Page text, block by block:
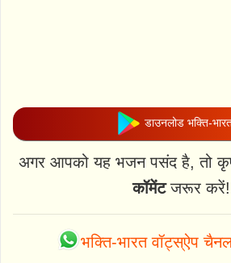
डाउनलोड भक्ति-
अगर आपको यह भजन पसंद है, तो
कॉमेंटजरूर करें!
भक्ति-भारत वॉट्स्ऐप